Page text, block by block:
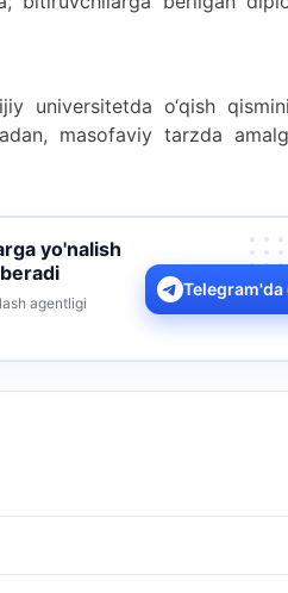
universitetda o‘qish
masofaviy tarzda
yo'nalish
agentligi
Telegram'da